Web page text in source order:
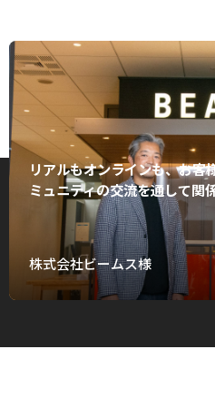
リアルもオンラインも、お客
ミュニティの交流を通して関
株式会社ビームス様